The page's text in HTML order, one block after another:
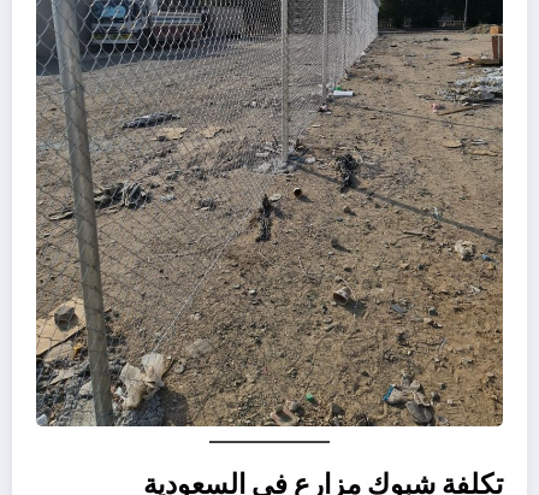
تكلفة شبوك مزارع في السعودية